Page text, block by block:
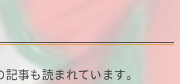
記事も読まれています。